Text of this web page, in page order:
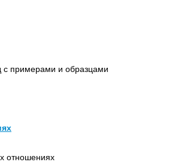
с примерами и образцами
отношениях